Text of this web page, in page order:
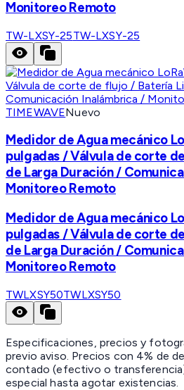
Monitoreo Remoto
TW-LXSY-25TW-LXSY-25
TIMEWAVENuevo
Medidor de Agua mecánico
pulgadas / Válvula de corte
de Larga Duración /
Monitoreo Remoto
Medidor de Agua mecánico
pulgadas / Válvula de corte
de Larga Duración /
Monitoreo Remoto
TWLXSY50TWLXSY50
Especificaciones, precios y
previo aviso. Precios con 4% de
contado (efectivo o
especial hasta agotar existencias.